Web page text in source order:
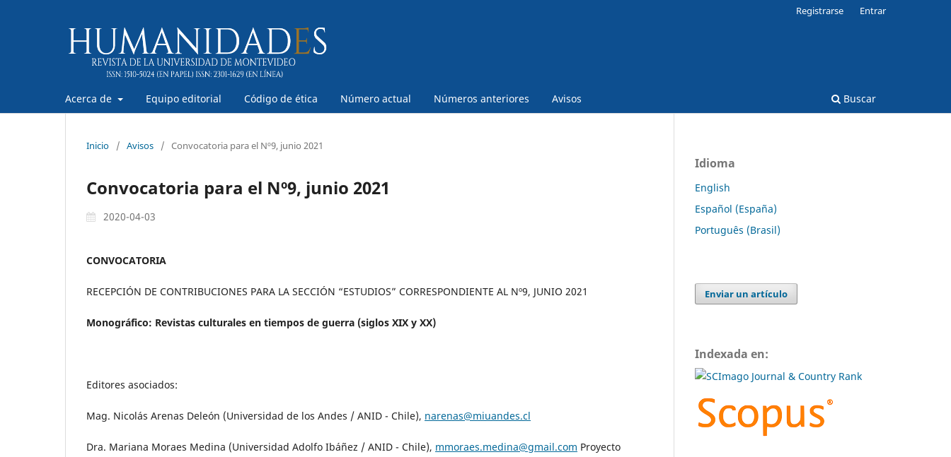
Acerca de Equipo editorial Código de ética Número actual Números anteriores Avisos Buscar
Registrarse Entrar
Inicio / Avisos / Convocatoria para el Nº9, junio 2021
Convocatoria para el Nº9, junio 2021
2020-04-03
CONVOCATORIA
RECEPCIÓN DE CONTRIBUCIONES PARA LA SECCIÓN “ESTUDIOS” CORRESPONDIENTE AL Nº9, JUNIO 2021
Monográfico: Revistas culturales en tiempos de guerra (siglos XIX y XX)
Editores asociados:
Mag. Nicolás Arenas Deleón (Universidad de los Andes / ANID - Chile), narenas@miuandes.cl
Dra. Mariana Moraes Medina (Universidad Adolfo Ibáñez / ANID - Chile), mmoraes.medina@gmail.com Proyecto
Idioma
English
Español (España)
Português (Brasil)
Enviar un artículo
Indexada en: